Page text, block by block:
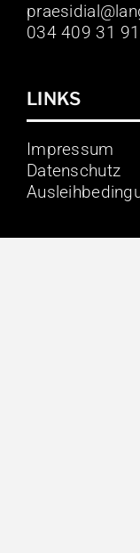
034 409 31 91
LINKS
Impressum
Datenschutz